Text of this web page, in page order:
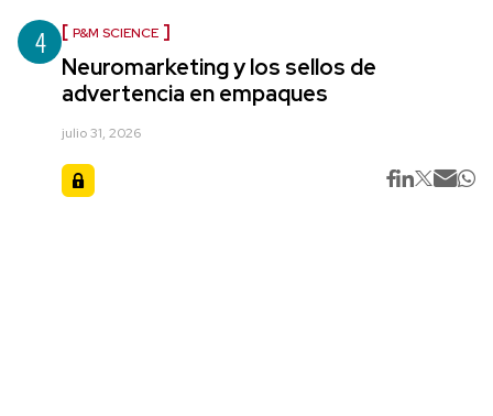
4 P&M SCIENCE
Neuromarketing y los sellos de
advertencia en empaques
julio 31, 2026